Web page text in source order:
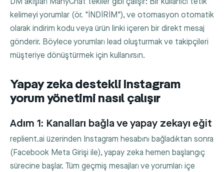
kelimeyi yorumlar (ör. "İNDİRİM"), ve otomasyon otomatik
olarak indirim kodu veya ürün linki içeren bir direkt mesaj
gönderir. Böylece yorumları lead oluşturmak ve takipçileri
müşteriye dönüştürmek için kullanırsın.
Yapay zeka destekli Instagram
yorum yönetimi nasıl çalışır
Adım 1: Kanalları bağla ve yapay zekayı eğit
replient.ai üzerinden Instagram hesabını bağladıktan sonra
(Facebook Meta Girişi ile), yapay zeka hemen başlangıç
sürecine başlar. Tüm geçmiş mesajları ve yorumları içe